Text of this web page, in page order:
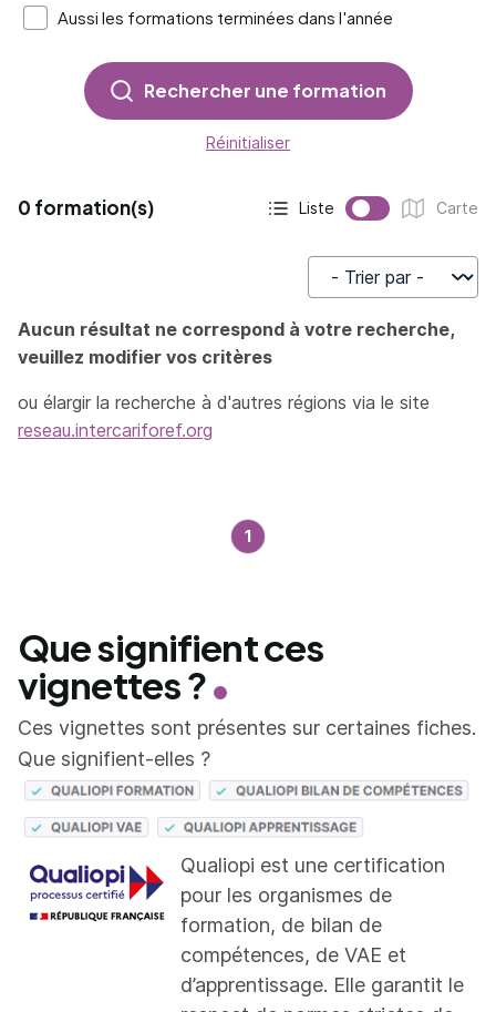
Aussi les formations terminées dans l'année
Rechercher une formation
Réinitialiser
0 formation(s)
Affichage actif :
Liste
Affichage :
Carte
Trier par
Aucun résultat ne correspond à votre recherche,
veuillez modifier vos critères
ou élargir la recherche à d'autres régions via le site
reseau.intercariforef.org
1
Que signifient ces
vignettes ?
Ces vignettes sont présentes sur certaines fiches.
Que signifient-elles ?
Qualiopi est une certification
pour les organismes de
formation, de bilan de
compétences, de VAE et
d’apprentissage. Elle garantit le